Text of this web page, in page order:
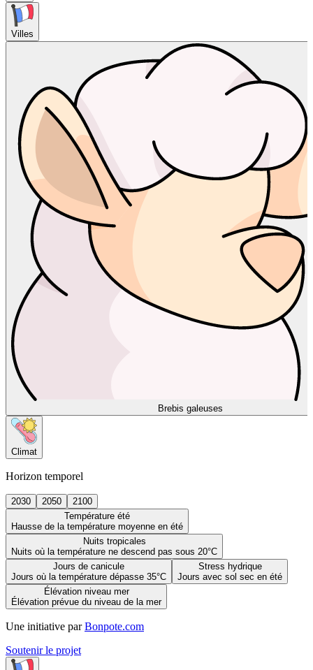
Villes
Brebis galeuses
Climat
Horizon temporel
2030 2050
2100
Température été
Hausse de la température moyenne en été
Nuits tropicales
Nuits où la température ne descend pas sous 20°C
Jours de canicule
Jours où la température dépasse 35°C
Stress hydrique
Jours avec sol sec en été
Élévation niveau mer
Élévation prévue du niveau de la mer
Une initiative par Bonpote.com
Soutenir le projet